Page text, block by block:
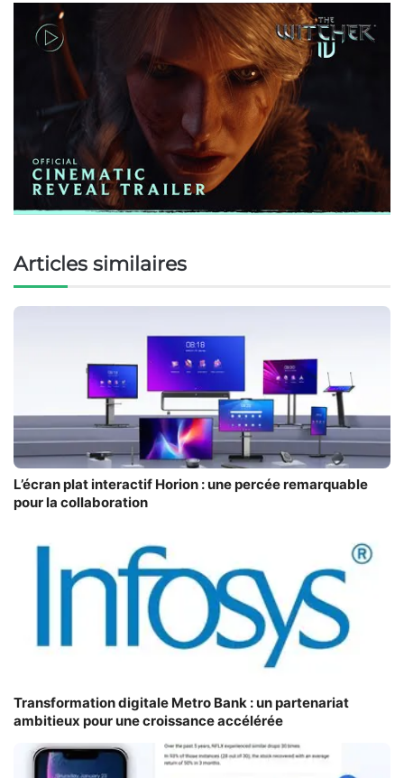
Articles similaires
L’écran plat interactif Horion : une percée remarquable
pour la collaboration
Transformation digitale Metro Bank : un partenariat
ambitieux pour une croissance accélérée